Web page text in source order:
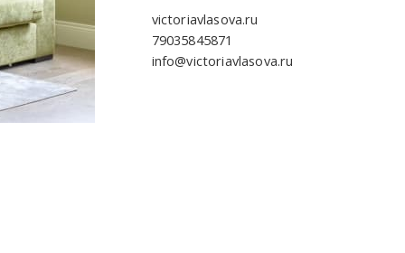
victoriavlasova.ru
79035845871
info@victoriavlasova.ru